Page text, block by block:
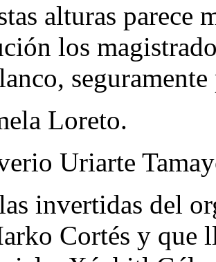
alturas parece
los
Loreto.
Uriarte
invertidas del
Cortés y que